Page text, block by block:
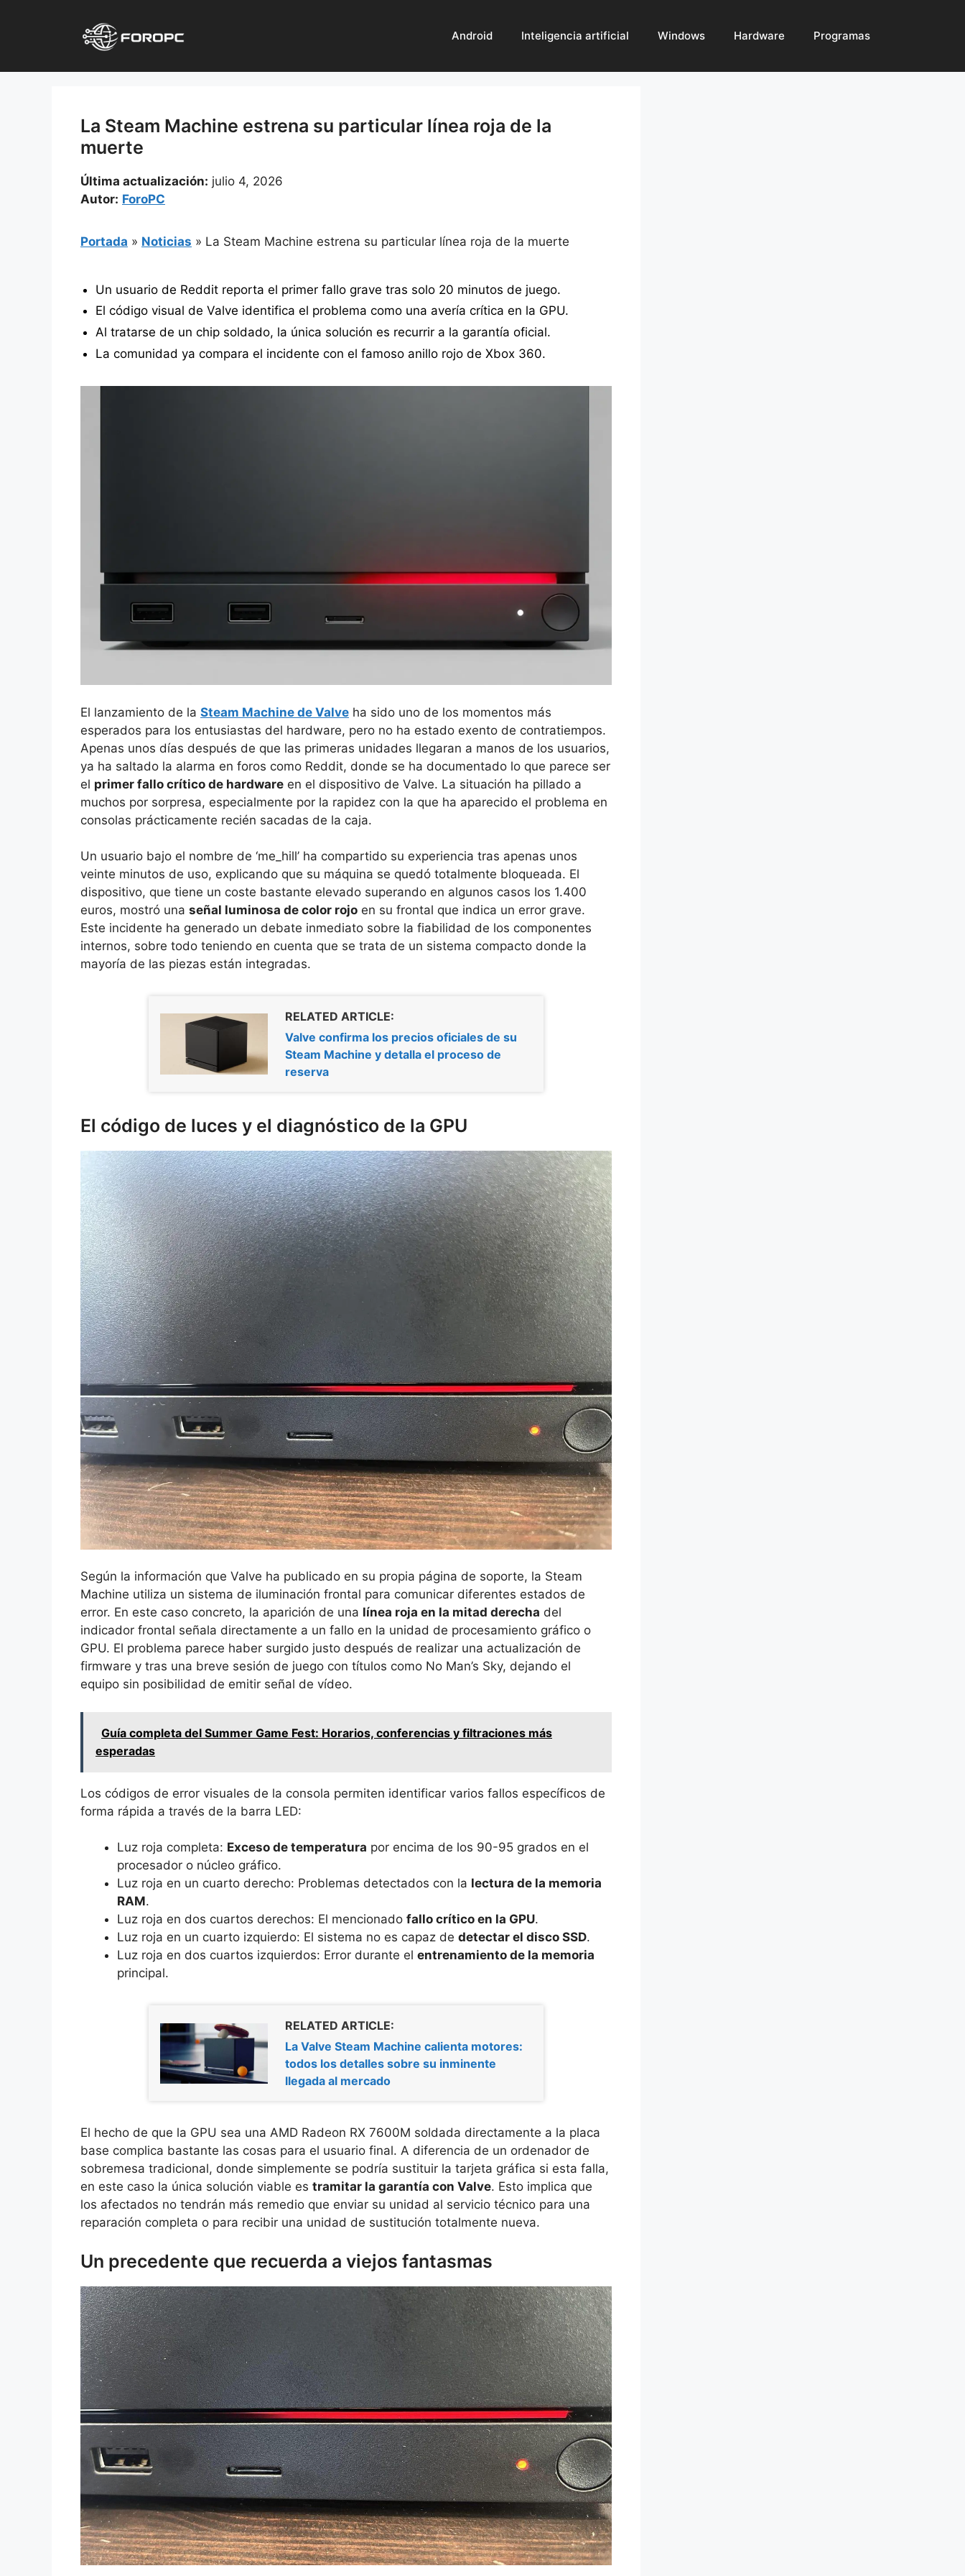
Android Inteligencia artificial Windows Hardware Programas
La Steam Machine estrena su particular línea roja de la
muerte
Última actualización: julio 4, 2026
Autor: ForoPC
Portada » Noticias » La Steam Machine estrena su particular línea roja de la muerte
Un usuario de Reddit reporta el primer fallo grave tras solo 20 minutos de juego.
El código visual de Valve identifica el problema como una avería crítica en la GPU.
Al tratarse de un chip soldado, la única solución es recurrir a la garantía oficial.
La comunidad ya compara el incidente con el famoso anillo rojo de Xbox 360.
El lanzamiento de la Steam Machine de Valve ha sido uno de los momentos más
esperados para los entusiastas del hardware, pero no ha estado exento de contratiempos.
Apenas unos días después de que las primeras unidades llegaran a manos de los usuarios,
ya ha saltado la alarma en foros como Reddit, donde se ha documentado lo que parece ser
el primer fallo crítico de hardware en el dispositivo de Valve. La situación ha pillado a
muchos por sorpresa, especialmente por la rapidez con la que ha aparecido el problema en
consolas prácticamente recién sacadas de la caja.
Un usuario bajo el nombre de ‘me_hill’ ha compartido su experiencia tras apenas unos
veinte minutos de uso, explicando que su máquina se quedó totalmente bloqueada. El
dispositivo, que tiene un coste bastante elevado superando en algunos casos los 1.400
euros, mostró una señal luminosa de color rojo en su frontal que indica un error grave.
Este incidente ha generado un debate inmediato sobre la fiabilidad de los componentes
internos, sobre todo teniendo en cuenta que se trata de un sistema compacto donde la
mayoría de las piezas están integradas.
RELATED ARTICLE:
Valve confirma los precios oficiales de su
Steam Machine y detalla el proceso de
reserva
El código de luces y el diagnóstico de la GPU
Según la información que Valve ha publicado en su propia página de soporte, la Steam
Machine utiliza un sistema de iluminación frontal para comunicar diferentes estados de
error. En este caso concreto, la aparición de una línea roja en la mitad derecha del
indicador frontal señala directamente a un fallo en la unidad de procesamiento gráfico o
GPU. El problema parece haber surgido justo después de realizar una actualización de
firmware y tras una breve sesión de juego con títulos como No Man’s Sky, dejando el
equipo sin posibilidad de emitir señal de vídeo.
Guía completa del Summer Game Fest: Horarios, conferencias y filtraciones más
esperadas
Los códigos de error visuales de la consola permiten identificar varios fallos específicos de
forma rápida a través de la barra LED:
Luz roja completa: Exceso de temperatura por encima de los 90-95 grados en el
procesador o núcleo gráfico.
Luz roja en un cuarto derecho: Problemas detectados con la lectura de la memoria
RAM.
Luz roja en dos cuartos derechos: El mencionado fallo crítico en la GPU.
Luz roja en un cuarto izquierdo: El sistema no es capaz de detectar el disco SSD.
Luz roja en dos cuartos izquierdos: Error durante el entrenamiento de la memoria
principal.
RELATED ARTICLE:
La Valve Steam Machine calienta motores:
todos los detalles sobre su inminente
llegada al mercado
El hecho de que la GPU sea una AMD Radeon RX 7600M soldada directamente a la placa
base complica bastante las cosas para el usuario final. A diferencia de un ordenador de
sobremesa tradicional, donde simplemente se podría sustituir la tarjeta gráfica si esta falla,
en este caso la única solución viable es tramitar la garantía con Valve. Esto implica que
los afectados no tendrán más remedio que enviar su unidad al servicio técnico para una
reparación completa o para recibir una unidad de sustitución totalmente nueva.
Un precedente que recuerda a viejos fantasmas